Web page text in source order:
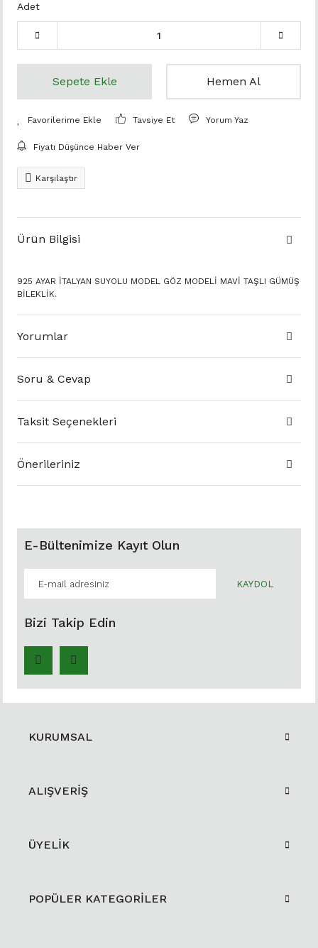
Adet
Sepete Ekle Hemen Al
Tavsiye Et Yorum Yaz
Fiyatı Düşünce Haber Ver
Karşılaştır
Ürün Bilgisi
925 AYAR İTALYAN SUYOLU MODEL GÖZ MODELİ MAVİ TAŞLI GÜMÜŞ
BİLEKLİK.
Yorumlar
Soru & Cevap
Taksit Seçenekleri
Önerileriniz
E-Bültenimize Kayıt Olun
KAYDOL
Bizi Takip Edin
KURUMSAL
ALIŞVERİŞ
ÜYELİK
POPÜLER KATEGORİLER